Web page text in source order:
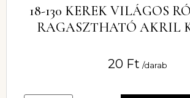
18-130 KEREK VILÁGOS
RAGASZTHATÓ AKRIL
20 Ft /darab